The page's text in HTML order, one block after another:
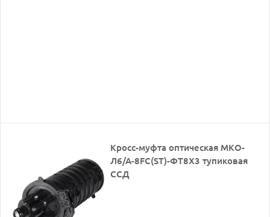
Кросс-муфта оптическая МКО-
Л6/А-8FC(ST)-ФТ8Х3 тупиковая
ССД